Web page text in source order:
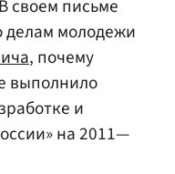
своем письме
делам молодежи
, почему
выполнило
и
на 2011—